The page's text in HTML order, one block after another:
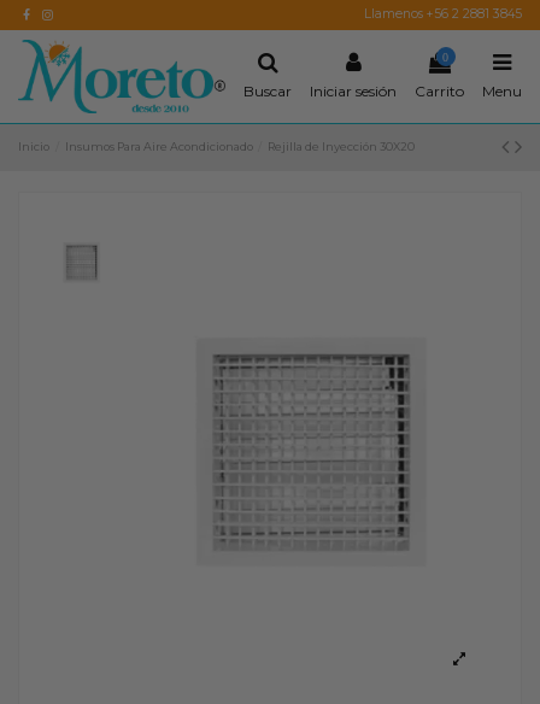
Llamenos +56 2 2881 3845
Buscar Iniciar sesión
0
Carrito Menu
Inicio Insumos Para Aire Acondicionado Rejilla de Inyección 30X20